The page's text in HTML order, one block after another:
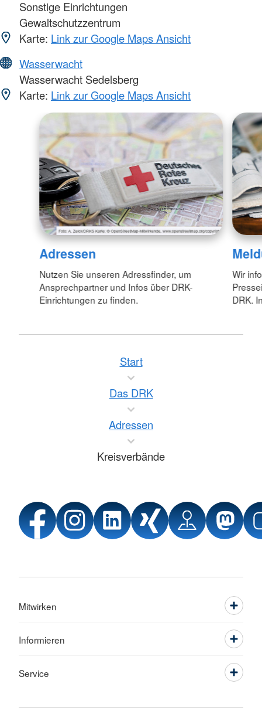
Sonstige Einrichtungen
Gewaltschutzzentrum
Karte: Link zur Google Maps Ansicht
Wasserwacht
Wasserwacht Sedelsberg
Karte: Link zur Google Maps Ansicht
Adressen
Nutzen Sie unseren Adressfinder, um
Ansprechpartner und Infos über DRK-
Einrichtungen zu finden.
Wir
DRK.
Start
Das DRK
Adressen
Kreisverbände
Mitwirken
Informieren
Service